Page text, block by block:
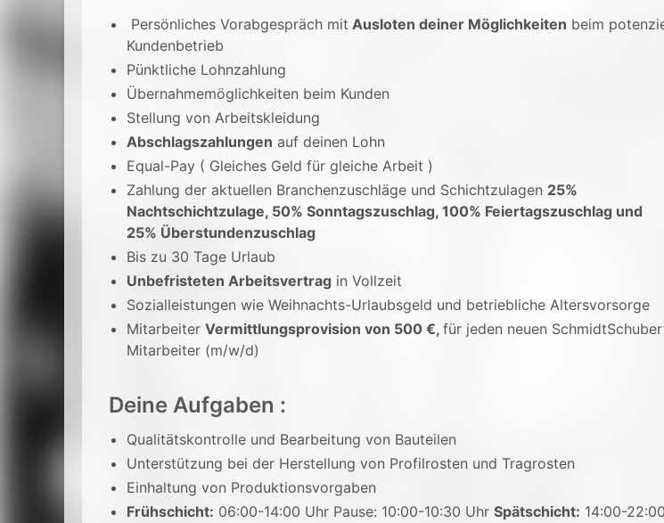
Persönliches Vorabgespräch mit Ausloten deiner Möglichkeiten beim
Kundenbetrieb
Pünktliche Lohnzahlung
Übernahmemöglichkeiten beim Kunden
Stellung von Arbeitskleidung
Abschlagszahlungen auf deinen Lohn
Equal-Pay ( Gleiches Geld für gleiche Arbeit )
Zahlung der aktuellen Branchenzuschläge und Schichtzulagen 25%
Nachtschichtzulage, 50% Sonntagszuschlag, 100% Feiertagszuschlag und
25% Überstundenzuschlag
Bis zu 30 Tage Urlaub
Unbefristeten Arbeitsvertrag in Vollzeit
Sozialleistungen wie Weihnachts-Urlaubsgeld und betriebliche Altersvorsorge
Mitarbeiter Vermittlungsprovision von 500 €, für jeden neuen
Mitarbeiter (m/w/d)
Deine Aufgaben :
Qualitätskontrolle und Bearbeitung von Bauteilen
Unterstützung bei der Herstellung von Profilrosten und Tragrosten
Einhaltung von Produktionsvorgaben
Frühschicht: 06:00-14:00 Uhr Pause: 10:00-10:30 Uhr Spätschicht: 14:00-